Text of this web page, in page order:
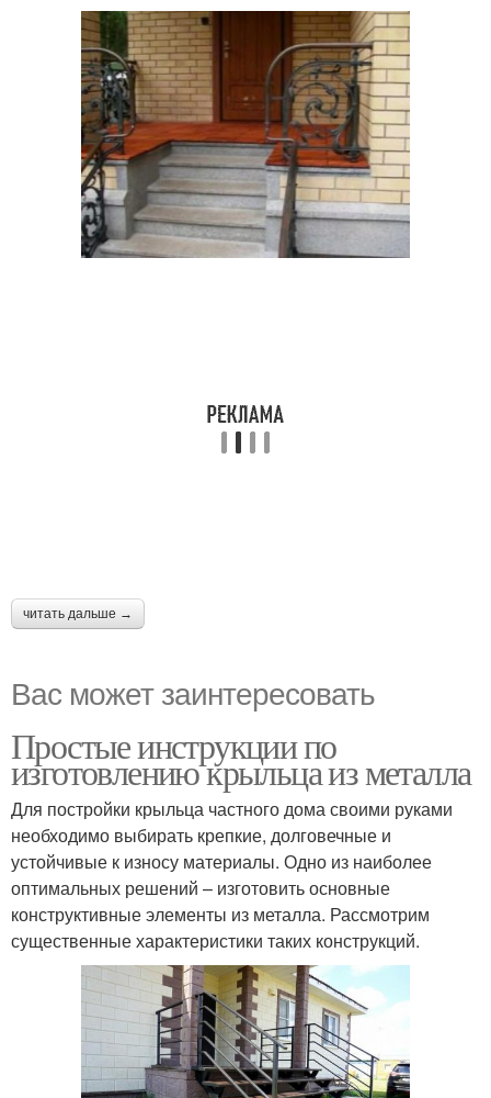
читать дальше →
Вас может заинтересовать
Простые инструкции по
изготовлению крыльца из металла
Для постройки крыльца частного дома своими руками
необходимо выбирать крепкие, долговечные и
устойчивые к износу материалы. Одно из наиболее
оптимальных решений – изготовить основные
конструктивные элементы из металла. Рассмотрим
существенные характеристики таких конструкций.